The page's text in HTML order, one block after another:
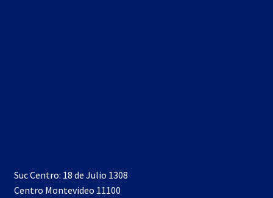
Suc Centro: 18 de Julio 1308
Centro Montevideo 11100